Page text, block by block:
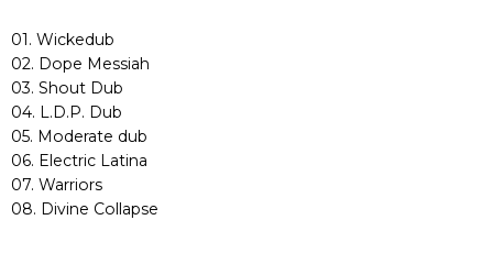
01. Wickedub
02. Dope Messiah
03. Shout Dub
04. L.D.P. Dub
05. Moderate dub
06. Electric Latina
07. Warriors
08. Divine Collapse